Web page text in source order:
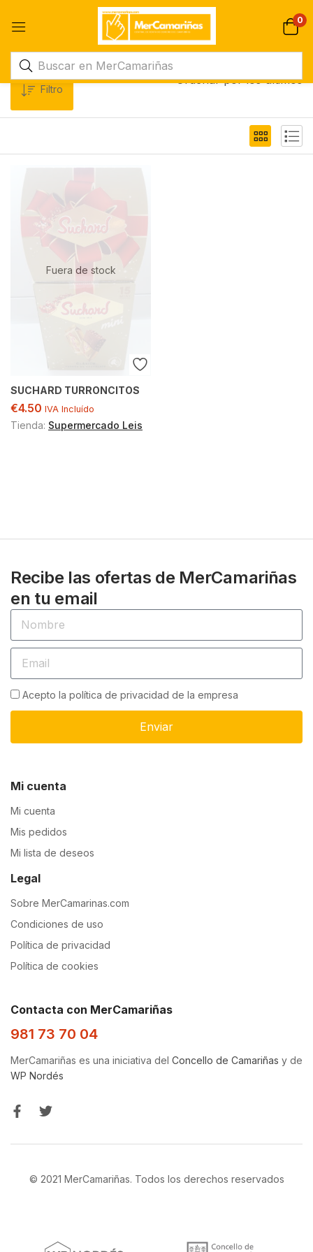
0
Filtro
Ordenar por los últimos
Fuera de stock
SUCHARD TURRONCITOS
€4.50 IVA Incluído
Tienda: Supermercado Leis
Recibe las ofertas de MerCamariñas
en tu email
Acepto la política de privacidad de la empresa
Enviar
Mi cuenta
Mi cuenta
Mis pedidos
Mi lista de deseos
Legal
Sobre MerCamarinas.com
Condiciones de uso
Política de privacidad
Política de cookies
Contacta con MerCamariñas
981 73 70 04
MerCamariñas es una iniciativa del Concello de Camariñas y de
WP Nordés
© 2021 MerCamariñas. Todos los derechos reservados